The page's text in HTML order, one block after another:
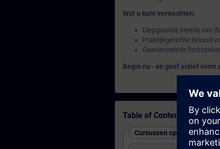
Wat u kunt verwachten:
Diepgaande kennis van
Praktijkgerichte inhoud
Geavanceerde
Begin nu - en geef actief
Table of Contents
Cursussen op basisniveau